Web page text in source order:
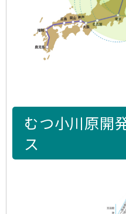
むつ小川原開
ス